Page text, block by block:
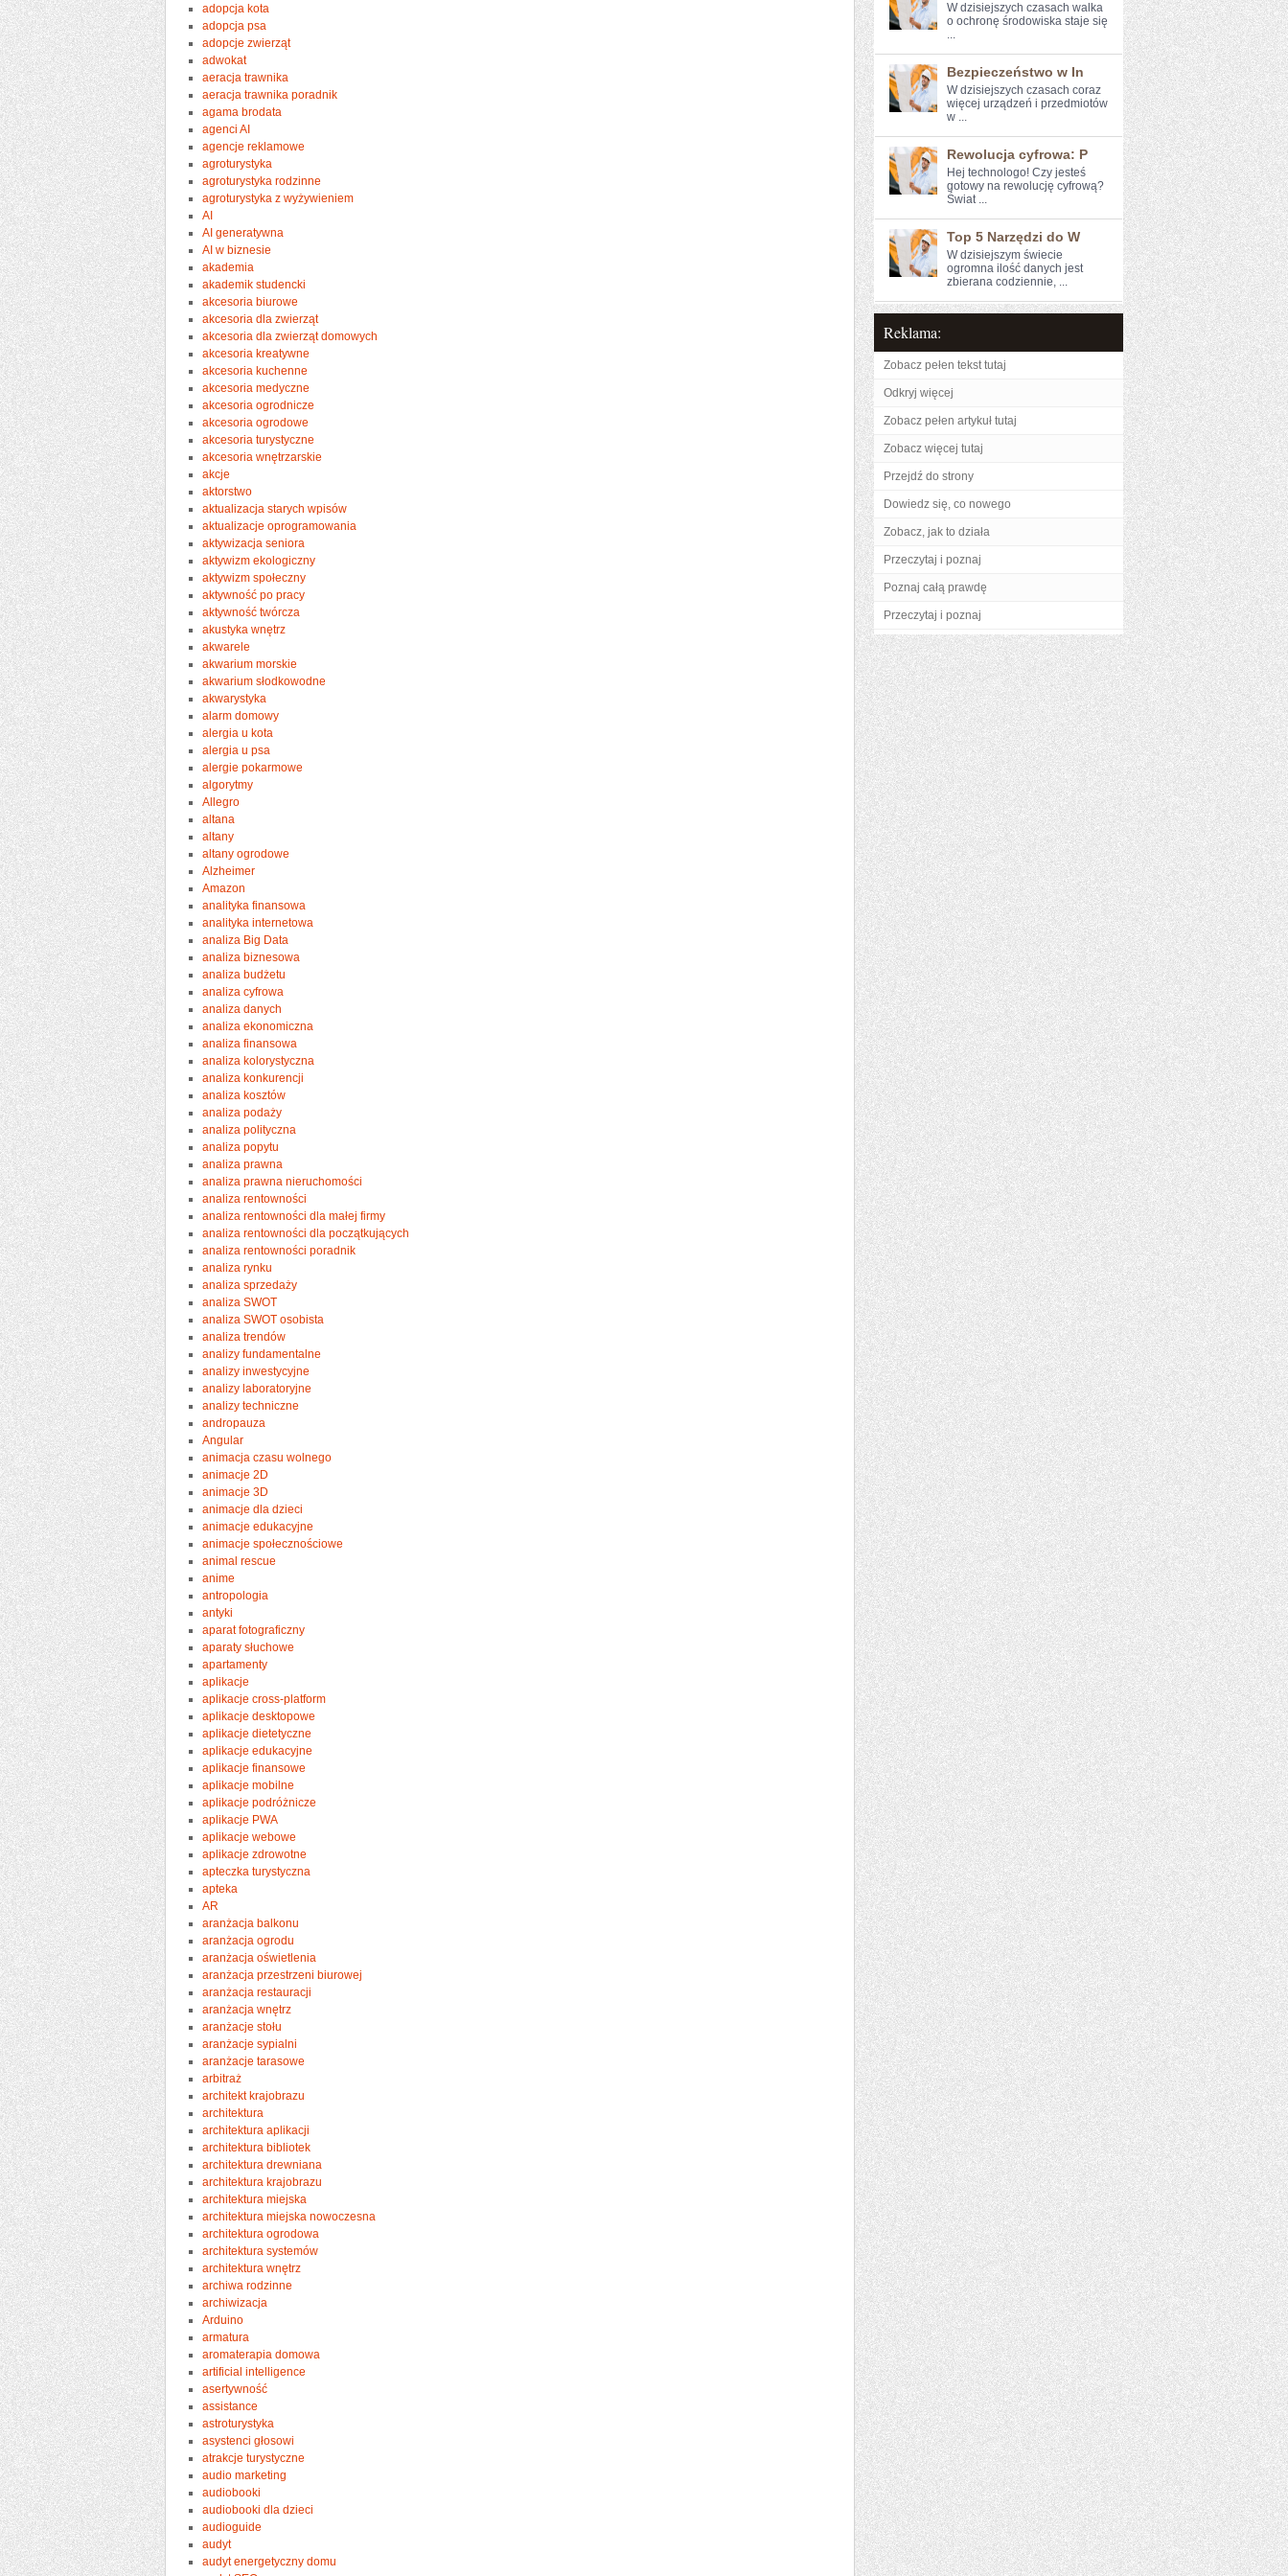
adopcja kota
adopcja psa
adopcje zwierząt
adwokat
aeracja trawnika
aeracja trawnika poradnik
agama brodata
agenci AI
agencje reklamowe
agroturystyka
agroturystyka rodzinne
agroturystyka z wyżywieniem
AI
AI generatywna
AI w biznesie
akademia
akademik studencki
akcesoria biurowe
akcesoria dla zwierząt
akcesoria dla zwierząt domowych
akcesoria kreatywne
akcesoria kuchenne
akcesoria medyczne
akcesoria ogrodnicze
akcesoria ogrodowe
akcesoria turystyczne
akcesoria wnętrzarskie
akcje
aktorstwo
aktualizacja starych wpisów
aktualizacje oprogramowania
aktywizacja seniora
aktywizm ekologiczny
aktywizm społeczny
aktywność po pracy
aktywność twórcza
akustyka wnętrz
akwarele
akwarium morskie
akwarium słodkowodne
akwarystyka
alarm domowy
alergia u kota
alergia u psa
alergie pokarmowe
algorytmy
Allegro
altana
altany
altany ogrodowe
Alzheimer
Amazon
analityka finansowa
analityka internetowa
analiza Big Data
analiza biznesowa
analiza budżetu
analiza cyfrowa
analiza danych
analiza ekonomiczna
analiza finansowa
analiza kolorystyczna
analiza konkurencji
analiza kosztów
analiza podaży
analiza polityczna
analiza popytu
analiza prawna
analiza prawna nieruchomości
analiza rentowności
analiza rentowności dla małej firmy
analiza rentowności dla początkujących
analiza rentowności poradnik
analiza rynku
analiza sprzedaży
analiza SWOT
analiza SWOT osobista
analiza trendów
analizy fundamentalne
analizy inwestycyjne
analizy laboratoryjne
analizy techniczne
andropauza
Angular
animacja czasu wolnego
animacje 2D
animacje 3D
animacje dla dzieci
animacje edukacyjne
animacje społecznościowe
animal rescue
anime
antropologia
antyki
aparat fotograficzny
aparaty słuchowe
apartamenty
aplikacje
aplikacje cross-platform
aplikacje desktopowe
aplikacje dietetyczne
aplikacje edukacyjne
aplikacje finansowe
aplikacje mobilne
aplikacje podróżnicze
aplikacje PWA
aplikacje webowe
aplikacje zdrowotne
apteczka turystyczna
apteka
AR
aranżacja balkonu
aranżacja ogrodu
aranżacja oświetlenia
aranżacja przestrzeni biurowej
aranżacja restauracji
aranżacja wnętrz
aranżacje stołu
aranżacje sypialni
aranżacje tarasowe
arbitraż
architekt krajobrazu
architektura
architektura aplikacji
architektura bibliotek
architektura drewniana
architektura krajobrazu
architektura miejska
architektura miejska nowoczesna
architektura ogrodowa
architektura systemów
architektura wnętrz
archiwa rodzinne
archiwizacja
Arduino
armatura
aromaterapia domowa
artificial intelligence
asertywność
assistance
astroturystyka
asystenci głosowi
atrakcje turystyczne
audio marketing
audiobooki
audiobooki dla dzieci
audioguide
audyt
audyt energetyczny domu
W⁢ dzisiejszych czasach ​walka
o ochronę środowiska staje się
...
Bezpieczeństwo w In
W dzisiejszych czasach coraz⁤
więcej urządzeń i przedmiotów
w ...
Rewolucja cyfrowa: P
Hej technologo! Czy jesteś
gotowy na rewolucję cyfrową?
Świat ...
Top 5 Narzędzi do W
W dzisiejszym świecie
ogromna ilość danych jest‍
zbierana codziennie, ...
Reklama:
Zobacz pełen tekst tutaj
Odkryj więcej
Zobacz pełen artykuł tutaj
Zobacz więcej tutaj
Przejdź do strony
Dowiedz się, co nowego
Zobacz, jak to działa
Przeczytaj i poznaj
Poznaj całą prawdę
Przeczytaj i poznaj